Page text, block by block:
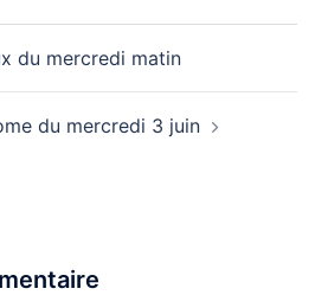
du mercredi matin
du mercredi 3 juin